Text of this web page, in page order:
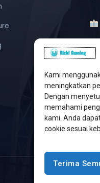
Kami
meningkatkan
Dengan
memahami
kami. Anda
cookie sesuai
Terima